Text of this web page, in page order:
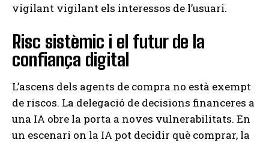
vigilant vigilant els interessos de l’usuari.
Risc sistèmic i el futur de la
confiança digital
L’ascens dels agents de compra no està exempt
de riscos. La delegació de decisions financeres a
una IA obre la porta a noves vulnerabilitats. En
un escenari on la IA pot decidir què comprar, la